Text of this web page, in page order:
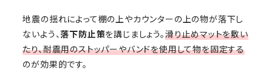
地震の揺れによって棚の上やカウンターの上の物が落下し
ないよう、 落下防止策を講じましょう。滑り止めマットを敷い
たり、耐震用のストッパーやバンドを使用して物を固定する
のが効果的です。